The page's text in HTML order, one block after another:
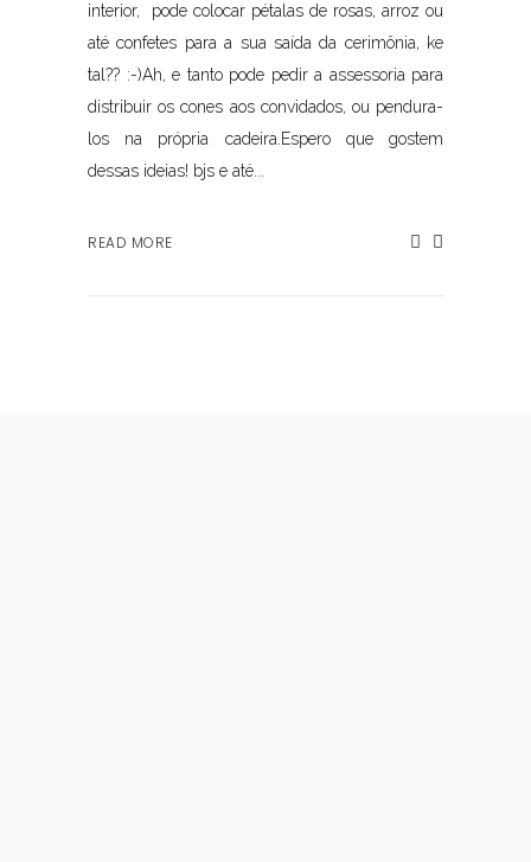
interior, pode colocar pétalas de rosas, arroz ou
até confetes para a sua saída da cerimônia, ke
tal?? :-)Ah, e tanto pode pedir a assessoria para
distribuir os cones aos convidados, ou pendura-
los na própria cadeira.Espero que gostem
dessas ideias! bjs e até...
READ MORE